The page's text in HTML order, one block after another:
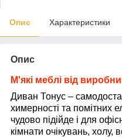
Опис Характеристики
Опис
М'які меблі від
Диван Тонус –
химерності та помітних
чудово підійде і для
кімнати очікувань,